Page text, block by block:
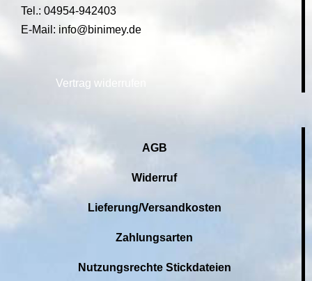
Tel.: 04954-942403
E-Mail: info@binimey.de
Vertrag widerrufen
AGB
Widerruf
Lieferung/Versandkosten
Zahlungsarten
Nutzungsrechte Stickdateien